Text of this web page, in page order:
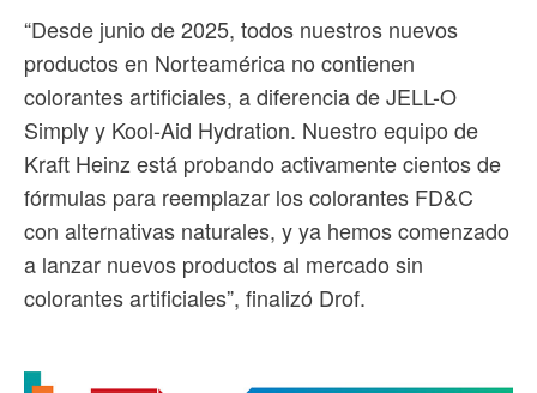
“Desde junio de 2025, todos nuestros nuevos
productos en Norteamérica no contienen
colorantes artificiales, a diferencia de JELL-O
Simply y Kool-Aid Hydration. Nuestro equipo de
Kraft Heinz está probando activamente cientos de
fórmulas para reemplazar los colorantes FD&C
con alternativas naturales, y ya hemos comenzado
a lanzar nuevos productos al mercado sin
colorantes artificiales”, finalizó Drof.